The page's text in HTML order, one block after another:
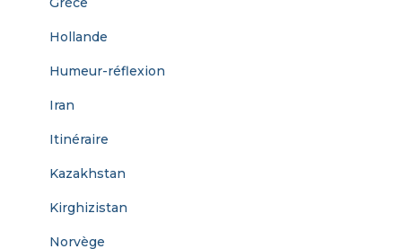
Hollande
Humeur-réflexion
Iran
Itinéraire
Kazakhstan
Kirghizistan
Norvège